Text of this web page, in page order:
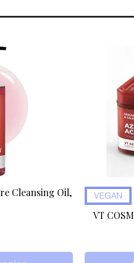
Cleansing Oil,
VEGAN
VT